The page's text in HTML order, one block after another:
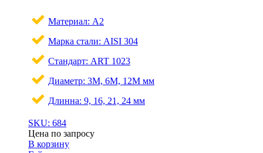
Материал: A2
Марка стали: AISI 304
Стандарт: ART 1023
Диаметр: 3M, 6M, 12М мм
Длинна: 9, 16, 21, 24 мм
SKU: 684
Цена по запросу
В корзину